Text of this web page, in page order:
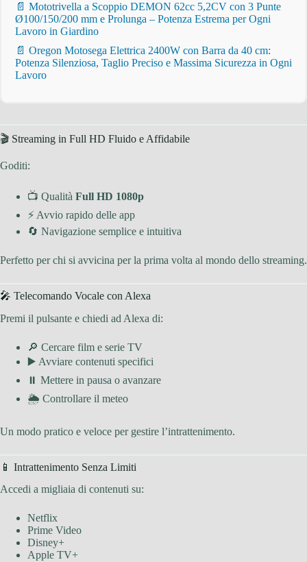
📄 Mototrivella a Scoppio DEMON 62cc 5,2CV con 3 Punte
Ø100/150/200 mm e Prolunga – Potenza Estrema per Ogni
Lavoro in Giardino
📄 Oregon Motosega Elettrica 2400W con Barra da 40 cm:
Potenza Silenziosa, Taglio Preciso e Massima Sicurezza in Ogni
Lavoro
🎬 Streaming in Full HD Fluido e Affidabile
Goditi:
📺 Qualità Full HD 1080p
⚡ Avvio rapido delle app
🔄 Navigazione semplice e intuitiva
Perfetto per chi si avvicina per la prima volta al mondo dello streaming.
🎤 Telecomando Vocale con Alexa
Premi il pulsante e chiedi ad Alexa di:
🔎 Cercare film e serie TV
▶️ Avviare contenuti specifici
⏸ Mettere in pausa o avanzare
🌦 Controllare il meteo
Un modo pratico e veloce per gestire l’intrattenimento.
📱 Intrattenimento Senza Limiti
Accedi a migliaia di contenuti su:
Netflix
Prime Video
Disney+
Apple TV+